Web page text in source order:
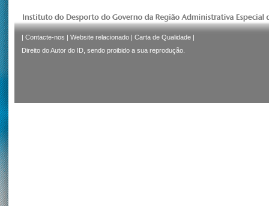
| Contacte-nos | Website relacionado | Carta de Qualidade |
Direito do Autor do ID, sendo proibido a sua reprodução.